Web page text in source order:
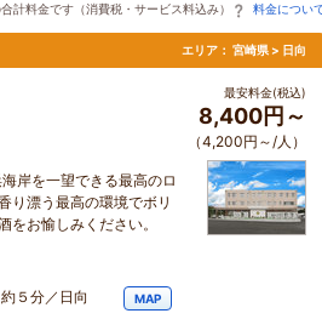
計料金です（消費税・サービス料込み） 料金につい
エリア： 宮崎県 > 日向
岸を一望できる最高のロ
り漂う最高の環境でボリ
をお愉しみください。
５分／日向
MAP
最安料金(税込)
8,400円～
（4,200円～/人）